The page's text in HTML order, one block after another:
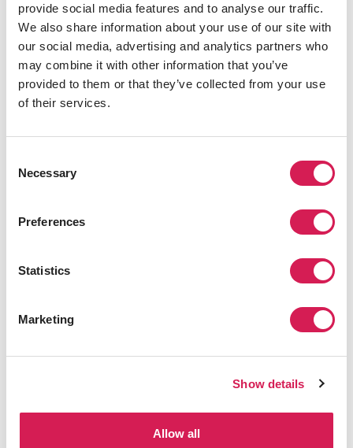
provide social media features and to analyse our traffic.
We also share information about your use of our site with
our social media, advertising and analytics partners who
may combine it with other information that you’ve
provided to them or that they’ve collected from your use
of their services.
Selection
Necessary
Preferences
Statistics
Marketing
Show details
Allow all
150+
프로그램
60+
SAF 호스트 대학교